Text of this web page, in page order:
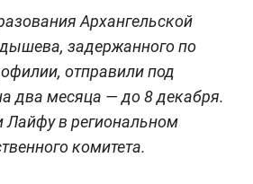
Архангельской
задержанного по
отправили под
два месяца — до 8 декабря.
Лайфу в региональном
комитета.